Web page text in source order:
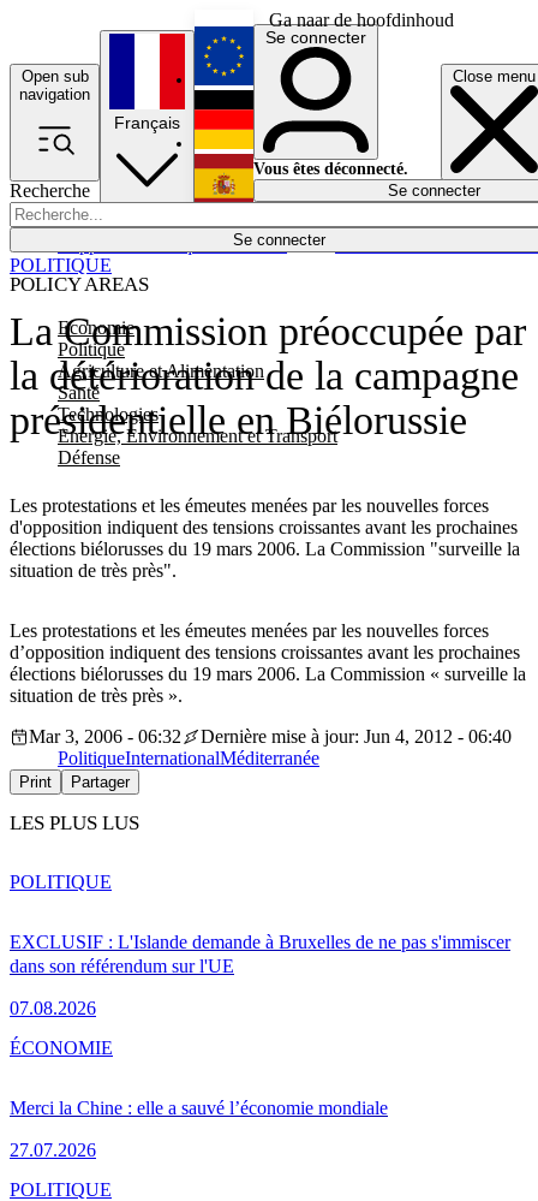
Ga naar de hoofdinhoud
Open sub
navigation
Close menu
Recherche
Se connecter
POLICY AREAS
Economie
Politique
Agriculture et Alimentation
Santé
Technologies
Energie, Environnement et Transport
Défense
Économie
Français
English
Deutsch
Español
Se connecter
Vous êtes déconnecté.
Se connecter
La Commission préoccupée par
la détérioration de la campagne
présidentielle en Biélorussie
Les protestations et les émeutes menées par les nouvelles forces
d'opposition indiquent des tensions croissantes avant les prochaines
élections biélorusses du 19 mars 2006. La Commission "surveille la
situation de très près".
POLITIQUE
Les protestations et les émeutes menées par les nouvelles forces
d’opposition indiquent des tensions croissantes avant les prochaines
élections biélorusses du 19 mars 2006. La Commission « surveille la
situation de très près ».
Mar 3, 2006 - 06:32
Dernière mise à jour: Jun 4, 2012 - 06:40
PolitiqueInternationalMéditerranée
Print Partager
LES PLUS LUS
EXCLUSIF : L'Islande demande à Bruxelles de ne pas s'immiscer
dans son référendum sur l'UE
07.08.2026
POLITIQUE
Merci la Chine : elle a sauvé l’économie mondiale
27.07.2026
ÉCONOMIE
POLITIQUE